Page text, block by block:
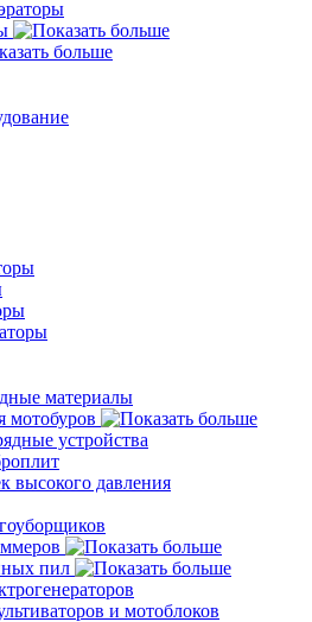
материалы
мотобуров
устройства
высокого давления
пил
и мотоблоков